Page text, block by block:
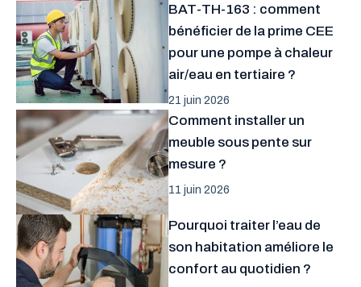
BAT-TH-163 : comment
bénéficier de la prime CEE
pour une pompe à chaleur
air/eau en tertiaire ?
21 juin 2026
Comment installer un
meuble sous pente sur
mesure ?
11 juin 2026
Pourquoi traiter l’eau de
son habitation améliore le
confort au quotidien ?